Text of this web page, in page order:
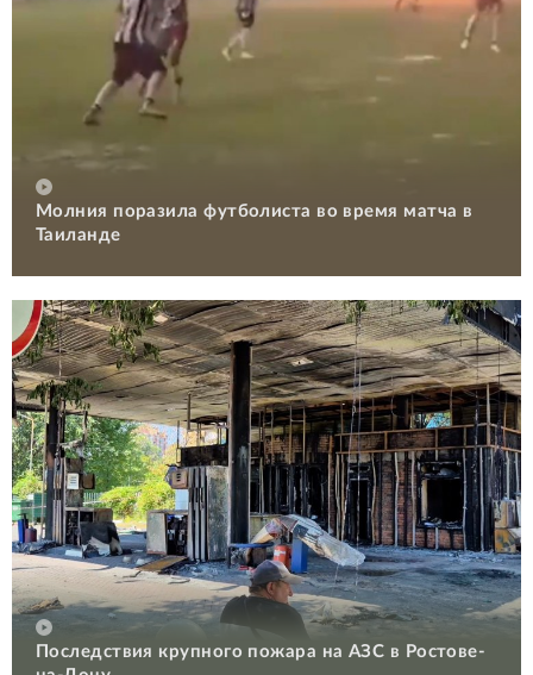
Молния поразила футболиста во время матча в
Таиланде
Последствия крупного пожара на АЗС в Ростове-